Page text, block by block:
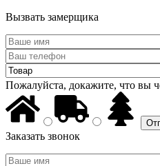
Вызвать замерщика
Пожалуйста, докажите, что вы
Заказать звонок